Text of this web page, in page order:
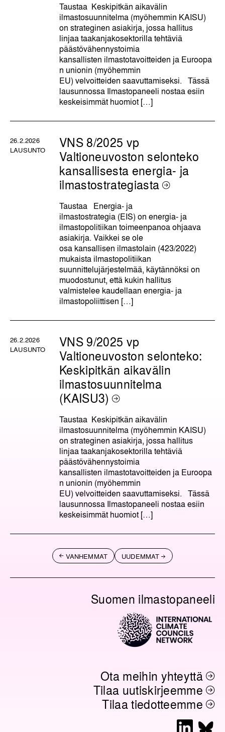
Taustaa Keskipitkän aikavälin
ilmastosuunnitelma (myöhemmin KAISU)
on strateginen asiakirja, jossa hallitus
linjaa taakanjakosektorilla tehtäviä
päästövähennystoimia
kansallisten ilmastotavoitteiden ja Euroopa
n unionin (myöhemmin
EU) velvoitteiden saavuttamiseksi. Tässä
lausunnossa Ilmastopaneeli nostaa esiin
keskeisimmät huomiot […]
26.2.2026
LAUSUNTO
VNS 8/2025 vp
Valtioneuvoston selonteko
kansallisesta energia- ja
ilmastostrategiasta
Taustaa Energia- ja
ilmastostrategia (EIS) on energia- ja
ilmastopolitiikan toimeenpanoa ohjaava
asiakirja. Vaikkei se ole
osa kansallisen ilmastolain (423/2022)
mukaista ilmastopolitiikan
suunnittelujärjestelmää, käytännöksi on
muodostunut, että kukin hallitus
valmistelee kaudellaan energia- ja
ilmastopoliittisen […]
26.2.2026
LAUSUNTO
VNS 9/2025 vp
Valtioneuvoston selonteko:
Keskipitkän aikavälin
ilmastosuunnitelma
(KAISU3)
Taustaa Keskipitkän aikavälin
ilmastosuunnitelma (myöhemmin KAISU)
on strateginen asiakirja, jossa hallitus
linjaa taakanjakosektorilla tehtäviä
päästövähennystoimia
kansallisten ilmastotavoitteiden ja Euroopa
n unionin (myöhemmin
EU) velvoitteiden saavuttamiseksi. Tässä
lausunnossa Ilmastopaneeli nostaa esiin
keskeisimmät huomiot […]
t
VANHEMMAT UUDEMMAT
Suomen ilmastopaneeli
Ota meihin yhteyttä
Tilaa uutiskirjeemme
Tilaa tiedotteemme
L